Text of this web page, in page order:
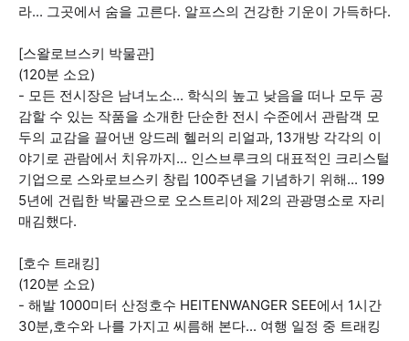
라... 그곳에서 숨을 고른다. 알프스의 건강한 기운이 가득하다.
[스왈로브스키 박물관]
(120분 소요)
- 모든 전시장은 남녀노소... 학식의 높고 낮음을 떠나 모두 공
감할 수 있는 작품을 소개한 단순한 전시 수준에서 관람객 모
두의 교감을 끌어낸 앙드레 헬러의 리얼과, 13개방 각각의 이
야기로 관람에서 치유까지... 인스브루크의 대표적인 크리스털
기업으로 스와로브스키 창립 100주년을 기념하기 위해... 199
5년에 건립한 박물관으로 오스트리아 제2의 관광명소로 자리
매김했다.
[호수 트래킹]
(120분 소요)
- 해발 1000미터 산정호수 HEITENWANGER SEE에서 1시간
30분,호수와 나를 가지고 씨름해 본다... 여행 일정 중 트래킹